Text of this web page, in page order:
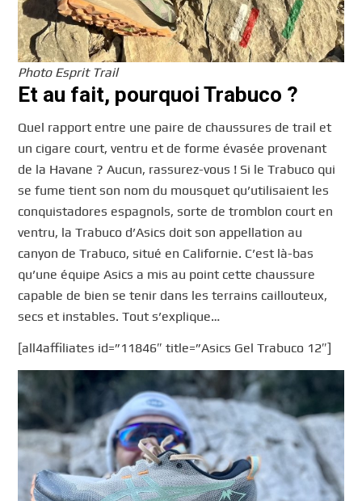
Photo Esprit Trail
Et au fait, pourquoi Trabuco ?
Quel rapport entre une paire de chaussures de trail et
un cigare court, ventru et de forme évasée provenant
de la Havane ? Aucun, rassurez-vous ! Si le Trabuco qui
se fume tient son nom du mousquet qu’utilisaient les
conquistadores espagnols, sorte de tromblon court en
ventru, la Trabuco d’Asics doit son appellation au
canyon de Trabuco, situé en Californie. C’est là-bas
qu’une équipe Asics a mis au point cette chaussure
capable de bien se tenir dans les terrains caillouteux,
secs et instables. Tout s’explique…
[all4affiliates id=”11846″ title=”Asics Gel Trabuco 12″]